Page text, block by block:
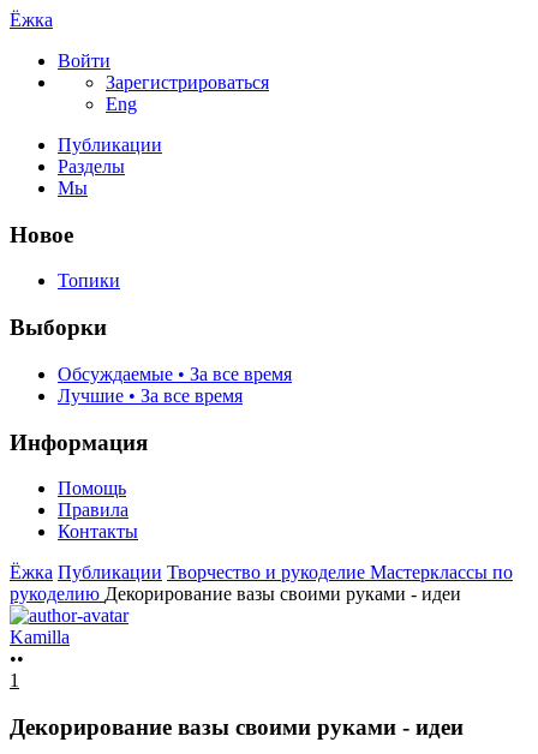
Ёжка
Войти
Зарегистрироваться
Eng
Публикации
Разделы
Мы
Новое
Топики
Выборки
Обсуждаемые • За все время
Лучшие • За все время
Информация
Помощь
Правила
Контакты
Ёжка Публикации Творчество и рукоделие Мастерклассы по
рукоделию Декорирование вазы своими руками - идеи
Kamilla
••
1
Декорирование вазы своими руками - идеи